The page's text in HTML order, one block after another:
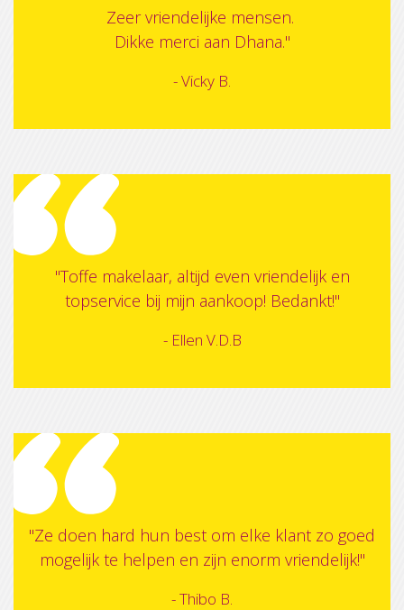
Zeer vriendelijke mensen.
Dikke merci aan Dhana."
- Vicky B.
"Toffe makelaar, altijd even vriendelijk en
topservice bij mijn aankoop! Bedankt!"
- Ellen V.D.B
"Ze doen hard hun best om elke klant zo goed
mogelijk te helpen en zijn enorm vriendelijk!"
- Thibo B.